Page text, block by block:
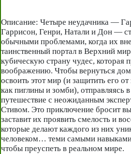
Описание: Четыре неудачника —
Гаррисон, Генри, Натали и Дон —
обычными проблемами, когда их
таинственный портал в Верхний
кубическую страну чудес, которая
воображению. Чтобы вернуться
освоить этот мир (и защитить его
как пиглины и зомби), отправляясь
путешествие с неожиданным
Стивом. Это приключение бросит
заставит их проявить смелость и
которые делают каждого из них
человеком… теми самыми
чтобы преуспеть в реальном мире.